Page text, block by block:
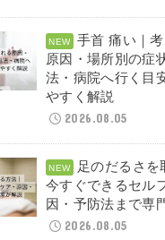
手首 痛い｜
原因・場所別の症
法・病院へ行く目
やすく解説
2026.08.05
足のだるさを
今すぐできるセル
因・予防法まで専
2026.08.05